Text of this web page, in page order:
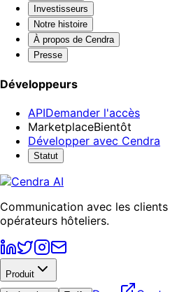
Investisseurs
Notre histoire
À propos de Cendra
Presse
Développeurs
APIDemander l'accès
MarketplaceBientôt
Développer avec Cendra
Statut
Communication avec les
opérateurs hôteliers.
Produit